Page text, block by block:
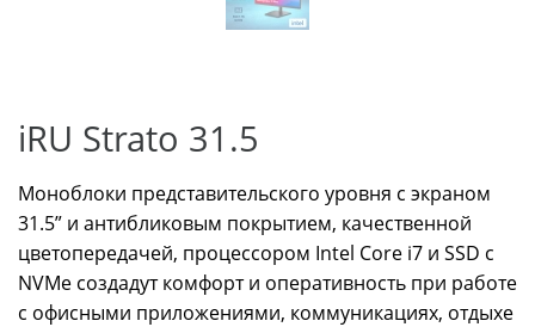
iRU Strato 31.5
Моноблоки представительского уровня с экраном
31.5” и антибликовым покрытием, качественной
цветопередачей, процессором Intel Core i7 и SSD с
NVMe создадут комфорт и оперативность при работе
с офисными приложениями, коммуникациях, отдыхе